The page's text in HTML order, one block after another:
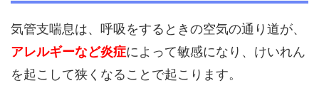
気管支喘息は、呼吸をするときの空気の通り道が、
アレルギーなど炎症によって敏感になり、けいれん
を起こして狭くなることで起こります。